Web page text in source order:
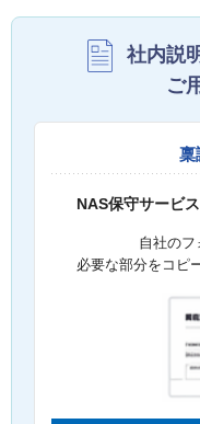
社内説
ご
稟
NAS保守サービ
自社のフ
必要な部分をコピ